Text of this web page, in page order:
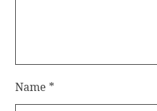
Name *